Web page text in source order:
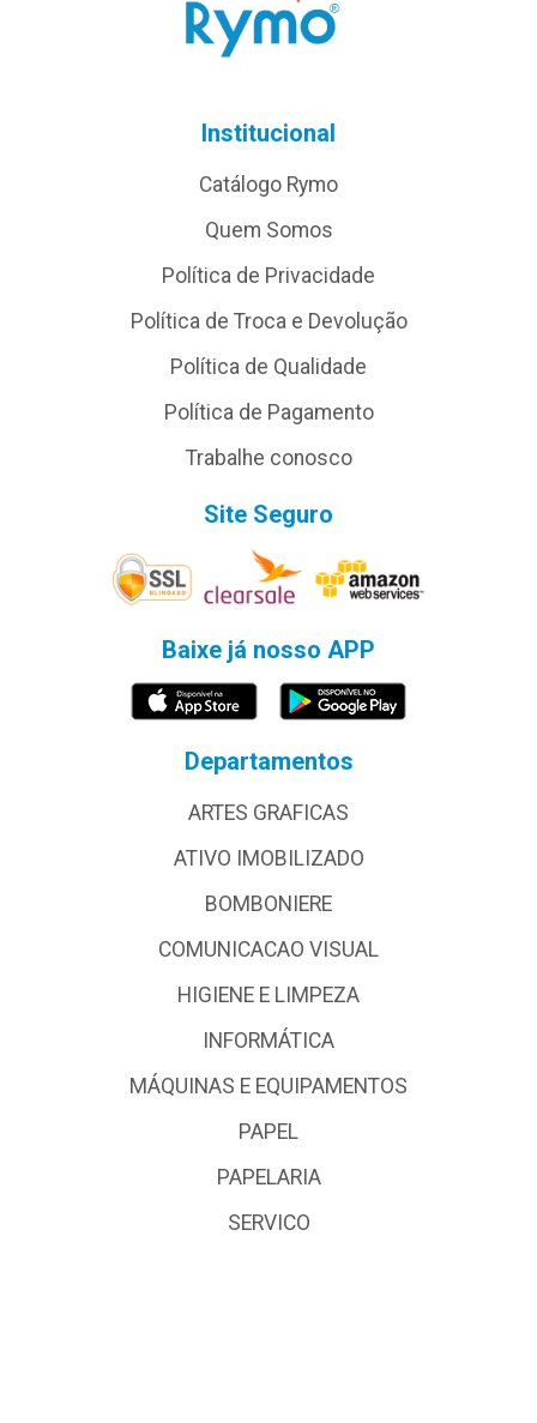
Institucional
Catálogo Rymo
Quem Somos
Política de Privacidade
Política de Troca e Devolução
Política de Qualidade
Política de Pagamento
Trabalhe conosco
Site Seguro
Baixe já nosso APP
Departamentos
ARTES GRAFICAS
ATIVO IMOBILIZADO
BOMBONIERE
COMUNICACAO VISUAL
HIGIENE E LIMPEZA
INFORMÁTICA
MÁQUINAS E EQUIPAMENTOS
PAPEL
PAPELARIA
SERVICO